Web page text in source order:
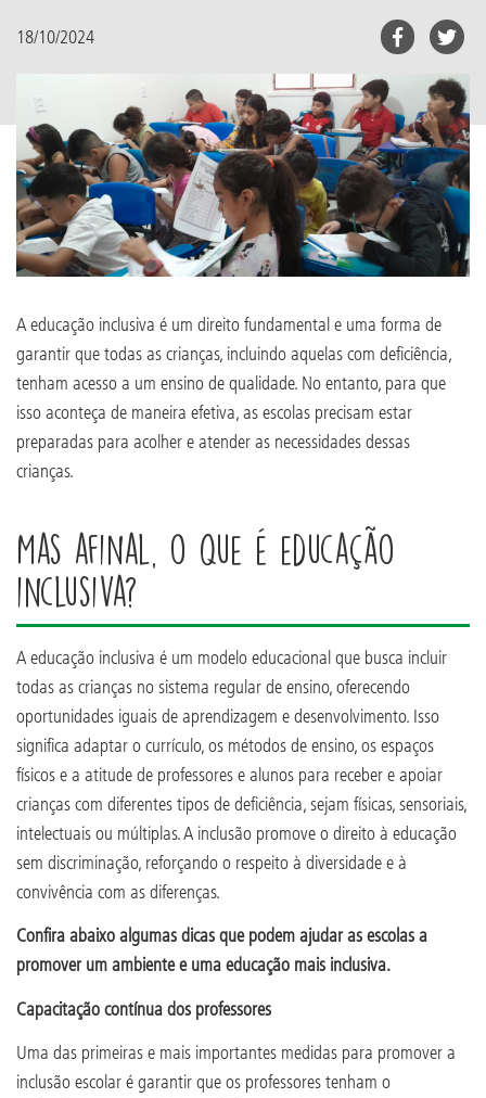
18/10/2024
A educação inclusiva é um direito fundamental e uma forma de
garantir que todas as crianças, incluindo aquelas com deficiência,
tenham acesso a um ensino de qualidade. No entanto, para que
isso aconteça de maneira efetiva, as escolas precisam estar
preparadas para acolher e atender as necessidades dessas
crianças.
Mas afinal, o que é educação
inclusiva?
A educação inclusiva é um modelo educacional que busca incluir
todas as crianças no sistema regular de ensino, oferecendo
oportunidades iguais de aprendizagem e desenvolvimento. Isso
significa adaptar o currículo, os métodos de ensino, os espaços
físicos e a atitude de professores e alunos para receber e apoiar
crianças com diferentes tipos de deficiência, sejam físicas, sensoriais,
intelectuais ou múltiplas. A inclusão promove o direito à educação
sem discriminação, reforçando o respeito à diversidade e à
convivência com as diferenças.
Confira abaixo algumas dicas que podem ajudar as escolas a
promover um ambiente e uma educação mais inclusiva.
Capacitação contínua dos professores
Uma das primeiras e mais importantes medidas para promover a
inclusão escolar é garantir que os professores tenham o